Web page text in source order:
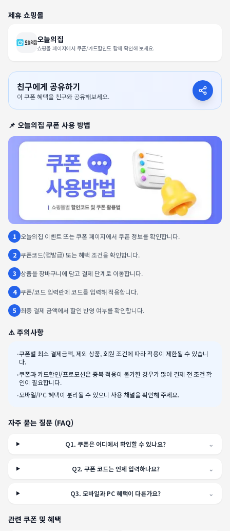
제휴 쇼핑몰
오늘의집
쇼핑몰 페이지에서 쿠폰/카드할인도 함께 확인해 보세요.
친구에게 공유하기
이 쿠폰 혜택을 친구와 공유해보세요.
📌 오늘의집 쿠폰 사용 방법
1 오늘의집 이벤트 또는 쿠폰 페이지에서 쿠폰 정보를 확인합니다.
2 쿠폰코드(앱발급) 또는 혜택 조건을 확인합니다.
3 상품을 장바구니에 담고 결제 단계로 이동합니다.
4 쿠폰/코드 입력란에 코드를 입력해 적용합니다.
5 최종 결제 금액에서 할인 반영 여부를 확인합니다.
⚠️ 주의사항
•쿠폰별 최소 결제금액, 제외 상품, 회원 조건에 따라 적용이 제한될 수 있습니
다.
•쿠폰과 카드할인/프로모션은 중복 적용이 불가한 경우가 많아 결제 전 조건 확
인이 필요합니다.
•모바일/PC 혜택이 분리될 수 있으니 사용 채널을 확인해 주세요.
자주 묻는 질문 (FAQ)
Q1.쿠폰은 어디에서 확인할 수 있나요? ⌄
Q2. 쿠폰 코드는 언제 입력하나요? ⌄
Q3.모바일과 PC 혜택이 다른가요? ⌄
관련 쿠폰 및 혜택